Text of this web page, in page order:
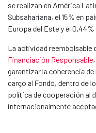
se realizan en América
Subsahariana, el 15% en
Europa del Este y el
La actividad reembolsable
Financiación Responsable
garantizar la coherencia
cargo al Fondo, dentro de
política de cooperación al
internacionalmente